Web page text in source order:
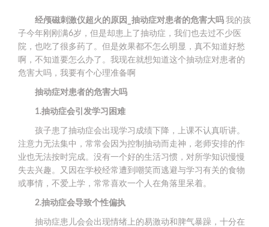
经颅磁刺激仪超火的原因_抽动症对患者的危害大吗 我的孩
子今年刚刚满6岁，但是却患上了抽动症，我们也去过不少医
院，也吃了很多药了。但是效果都不怎么明显，真不知道好愁
啊，不知道要怎么办了。我现在就想知道这个抽动症对患者的
危害大吗，我要有个心理准备啊
抽动症对患者的危害大吗
1.抽动症会引发学习困难
孩子患了抽动症会出现学习成绩下降，上课不认真听讲。
注意力无法集中，常常会因为控制抽动而走神，老师安排的作
业也无法按时完成。没有一个好的生活习惯，对所学知识慢慢
失去兴趣。又因在学校经常遭到嘲笑而逃避与学习有关的食物
或事情，不爱上学，常常喜欢一个人在角落里呆着。
2.抽动症会导致个性偏执
抽动症患儿会会出现情绪上的易激动和脾气暴躁，十分在